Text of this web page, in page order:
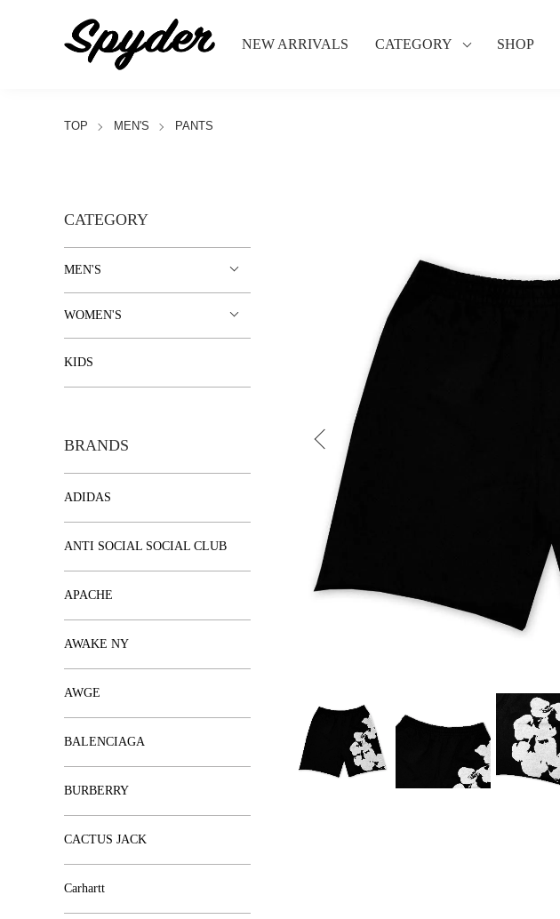
NEW ARRIVALS CATEGORY SHOP
TOP MEN'S PANTS
CATEGORY
MEN'S
WOMEN'S
KIDS
BRANDS
ADIDAS
ANTI SOCIAL SOCIAL CLUB
APACHE
AWAKE NY
AWGE
BALENCIAGA
BURBERRY
CACTUS JACK
Carhartt